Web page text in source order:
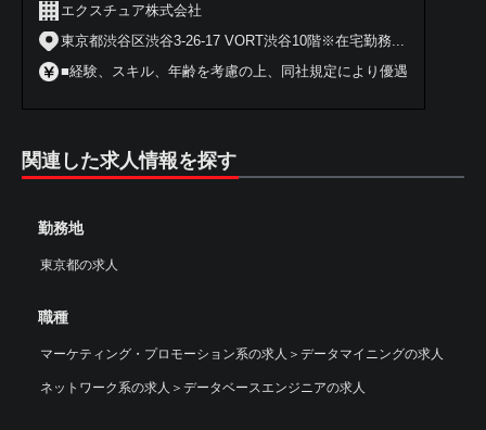
エクスチュア株式会社
東京都渋谷区渋谷3-26-17 VORT渋谷10階※在宅勤務...
■経験、スキル、年齢を考慮の上、同社規定により優遇
関連した求人情報を探す
勤務地
東京都の求人
職種
マーケティング・プロモーション系の求人 ＞ データマイニングの求人
ネットワーク系の求人 ＞ データベースエンジニアの求人